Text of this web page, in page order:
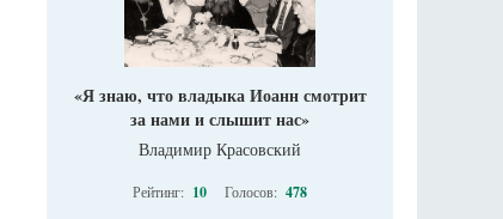
«Я знаю, что владыка Иоанн смотрит
за нами и слышит нас»
Владимир Красовский
Рейтинг: 10 Голосов: 478